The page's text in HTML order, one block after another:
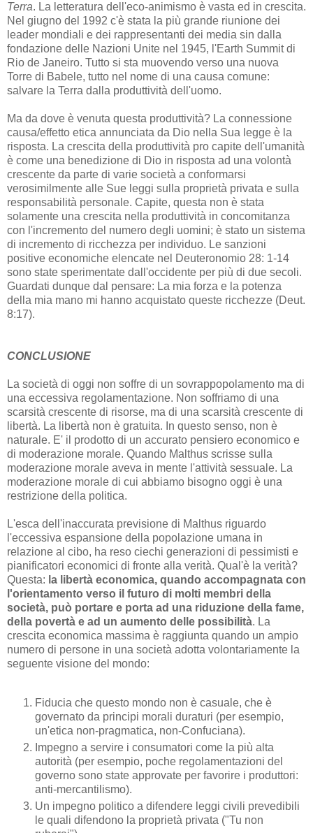
Terra. La letteratura dell'eco-animismo è vasta ed in crescita.
Nel giugno del 1992 c'è stata la più grande riunione dei
leader mondiali e dei rappresentanti dei media sin dalla
fondazione delle Nazioni Unite nel 1945, l'Earth Summit di
Rio de Janeiro. Tutto si sta muovendo verso una nuova
Torre di Babele, tutto nel nome di una causa comune:
salvare la Terra dalla produttività dell'uomo.
Ma da dove è venuta questa produttività? La connessione
causa/effetto etica annunciata da Dio nella Sua legge è la
risposta. La crescita della produttività pro capite dell'umanità
è come una benedizione di Dio in risposta ad una volontà
crescente da parte di varie società a conformarsi
verosimilmente alle Sue leggi sulla proprietà privata e sulla
responsabilità personale. Capite, questa non è stata
solamente una crescita nella produttività in concomitanza
con l'incremento del numero degli uomini; è stato un sistema
di incremento di ricchezza per individuo. Le sanzioni
positive economiche elencate nel Deuteronomio 28: 1-14
sono state sperimentate dall'occidente per più di due secoli.
Guardati dunque dal pensare: La mia forza e la potenza
della mia mano mi hanno acquistato queste ricchezze (Deut.
8:17).
CONCLUSIONE
La società di oggi non soffre di un sovrappopolamento ma di
una eccessiva regolamentazione. Non soffriamo di una
scarsità crescente di risorse, ma di una scarsità crescente di
libertà. La libertà non è gratuita. In questo senso, non è
naturale. E' il prodotto di un accurato pensiero economico e
di moderazione morale. Quando Malthus scrisse sulla
moderazione morale aveva in mente l'attività sessuale. La
moderazione morale di cui abbiamo bisogno oggi è una
restrizione della politica.
L'esca dell'inaccurata previsione di Malthus riguardo
l'eccessiva espansione della popolazione umana in
relazione al cibo, ha reso ciechi generazioni di pessimisti e
pianificatori economici di fronte alla verità. Qual'è la verità?
Questa: la libertà economica, quando accompagnata con
l'orientamento verso il futuro di molti membri della
società, può portare e porta ad una riduzione della fame,
della povertà e ad un aumento delle possibilità. La
crescita economica massima è raggiunta quando un ampio
numero di persone in una società adotta volontariamente la
seguente visione del mondo:
Fiducia che questo mondo non è casuale, che è
governato da principi morali duraturi (per esempio,
un'etica non-pragmatica, non-Confuciana).
Impegno a servire i consumatori come la più alta
autorità (per esempio, poche regolamentazioni del
governo sono state approvate per favorire i produttori:
anti-mercantilismo).
Un impegno politico a difendere leggi civili prevedibili
le quali difendono la proprietà privata ("Tu non